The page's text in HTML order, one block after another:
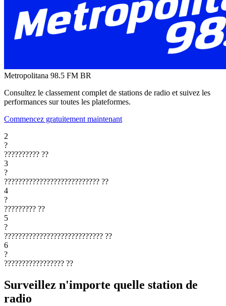
Metropolitana 98.5 FM BR
Consultez le classement complet de stations de radio et suivez les
performances sur toutes les plateformes.
Commencez gratuitement maintenant
2
?
?????????? ??
3
?
??????????????????????????? ??
4
?
????????? ??
5
?
???????????????????????????? ??
6
?
????????????????? ??
Surveillez n'importe quelle station de
radio